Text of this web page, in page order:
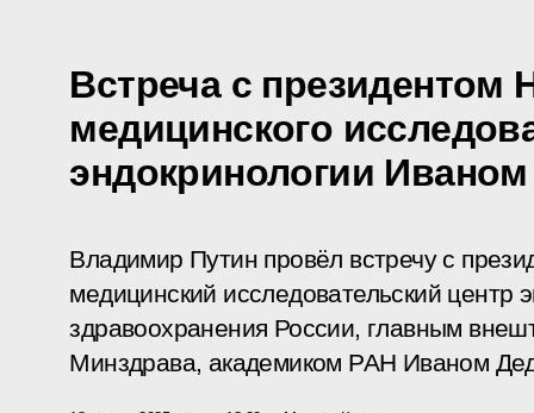
Встреча с президентом
медицинского
эндокринологии
Владимир Путин провёл встречу с
медицинский исследовательский центр
здравоохранения России, главным
Минздрава, академиком РАН Иваном